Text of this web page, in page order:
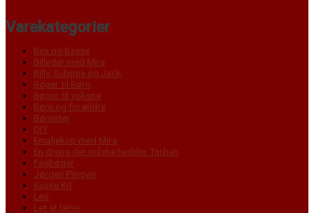
Varekategorier
Bea og Basse
Billeder med Mira
Billy, Sulajma og Jack
Bøger til Børn
Bøger til voksne
Børn og forældre
Børnetøj
DIY
Emaljekop med Mira
En dreng der måske hedder Torben
Fagbøger
Jørgen Pingvin
Kusse Kit
Leo
Let at læse